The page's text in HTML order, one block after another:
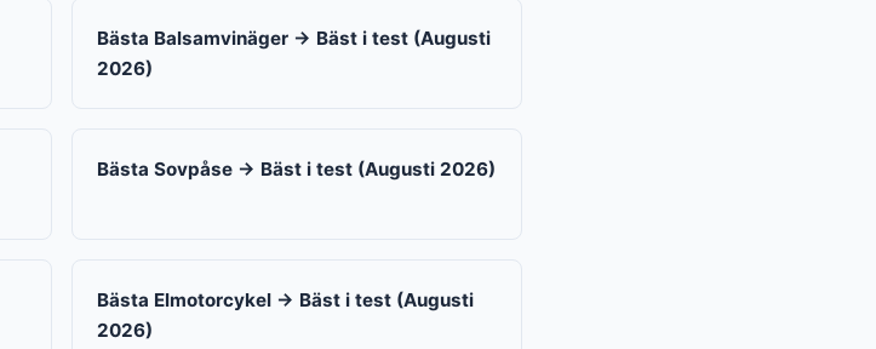
Bästa Balsamvinäger → Bäst i test (Augusti
2026)
Bästa Sovpåse → Bäst i test (Augusti 2026)
Bästa Elmotorcykel → Bäst i test (Augusti
2026)